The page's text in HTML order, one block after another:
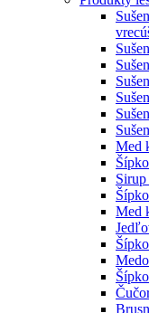
Med
Med